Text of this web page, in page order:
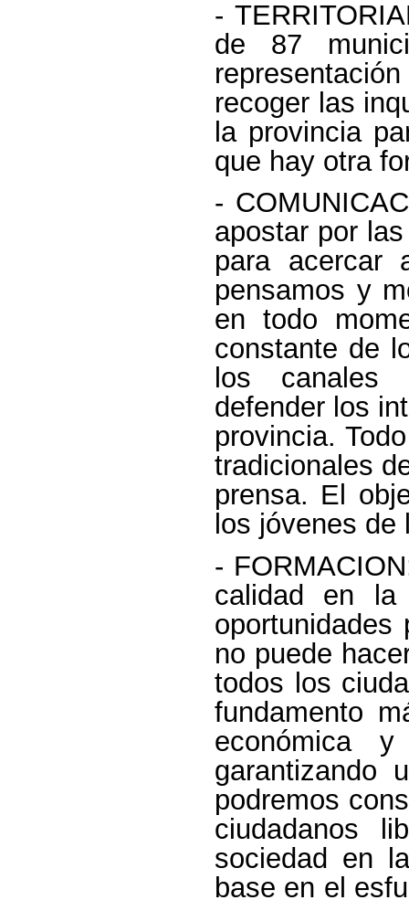
-
de 87
recoger las
la provincia
que hay otra
-
apostar por
para acercar
pensamos y
en todo
constante de
los canales
defender los
provincia.
tradicionales
prensa. El
los jóvenes
-
calidad en la
oportunidades
no puede
todos los
fundamento
económica
garantizando
podremos
ciudadanos
sociedad en
base en el